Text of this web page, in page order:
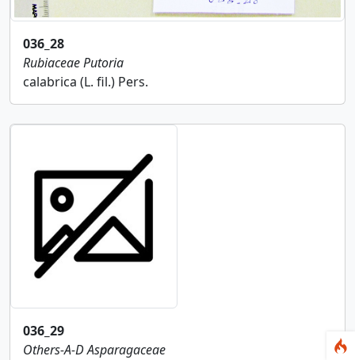
036_28
RubiaceaePutoria
calabrica (L. fil.) Pers.
036_29
Others-A-DAsparagaceae